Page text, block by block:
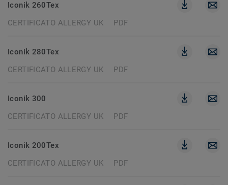
Iconik 260Tex
CERTIFICATO ALLERGY UK
PDF
Iconik 280Tex
CERTIFICATO ALLERGY UK
PDF
Iconik 300
CERTIFICATO ALLERGY UK
PDF
Iconik 200Tex
CERTIFICATO ALLERGY UK
PDF